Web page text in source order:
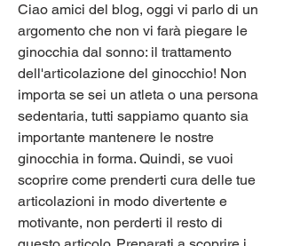
Ciao amici del blog, oggi vi parlo di un
argomento che non vi farà piegare le
ginocchia dal sonno: il trattamento
dell'articolazione del ginocchio! Non
importa se sei un atleta o una persona
sedentaria, tutti sappiamo quanto sia
importante mantenere le nostre
ginocchia in forma. Quindi, se vuoi
scoprire come prenderti cura delle tue
articolazioni in modo divertente e
motivante, non perderti il resto di